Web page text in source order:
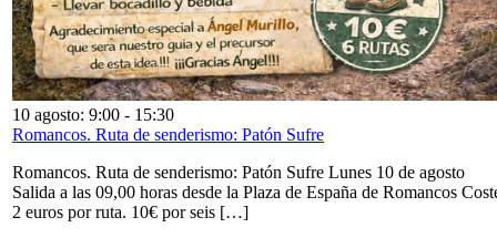
10 agosto: 9:00 - 15:30
Romancos. Ruta de senderismo: Patón Sufre
Romancos. Ruta de senderismo: Patón Sufre Lunes 10 de agosto
Salida a las 09,00 horas desde la Plaza de España de Romancos
2 euros por ruta. 10€ por seis […]